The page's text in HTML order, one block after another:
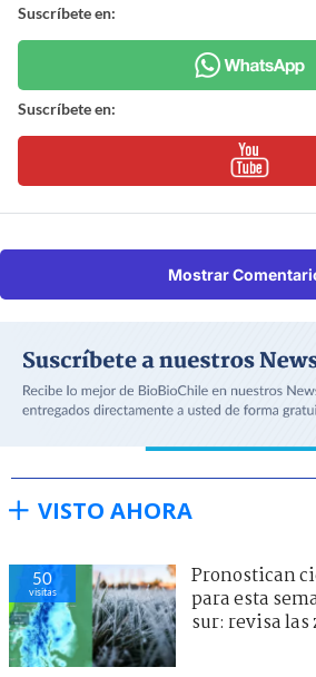
Suscríbete en:
Suscríbete en:
Mostrar
VISTO AHORA
50
visitas
Pronostican
para esta
sur: revisa las